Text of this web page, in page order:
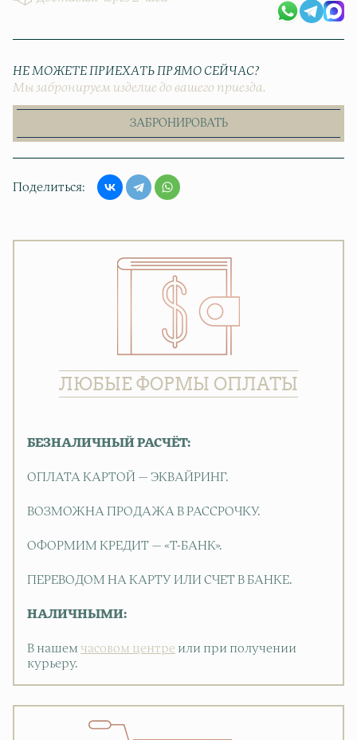
НЕ МОЖЕТЕ ПРИЕХАТЬ ПРЯМО СЕЙЧАС?
Мы забронируем изделие до вашего приезда.
ЗАБРОНИРОВАТЬ
Поделиться
ЛЮБЫЕ ФОРМЫ ОПЛАТЫ
БЕЗНАЛИЧНЫЙ РАСЧЁТ:
ОПЛАТА КАРТОЙ — ЭКВАЙРИНГ.
ВОЗМОЖНА ПРОДАЖА В РАССРОЧКУ.
ОФОРМИМ КРЕДИТ — «Т-БАНК».
ПЕРЕВОДОМ НА КАРТУ ИЛИ СЧЕТ В БАНКЕ.
НАЛИЧНЫМИ:
В нашем часовом центре или при получении
курьеру.